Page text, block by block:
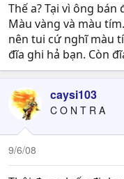
Thế a? Tại vì ông bán
Màu vàng và màu
nên tui cứ nghĩ màu
đĩa ghi hả bạn. Còn
caysi103
C O N T R A
9/6/08